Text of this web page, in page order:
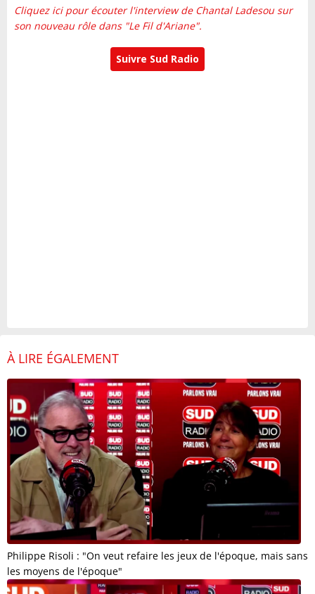
Cliquez ici pour écouter l'interview de Chantal Ladesou sur
son nouveau rôle dans "Le Fil d'Ariane".
Suivre Sud Radio
À LIRE ÉGALEMENT
Philippe Risoli : "On veut refaire les jeux de l'époque, mais sans
les moyens de l'époque"